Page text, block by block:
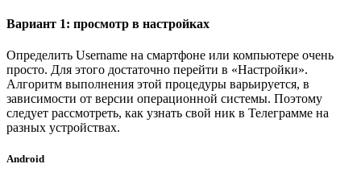
Вариант 1: просмотр в настройках
Определить Username на смартфоне или компьютере очень
просто. Для этого достаточно перейти в «Настройки».
Алгоритм выполнения этой процедуры варьируется, в
зависимости от версии операционной системы. Поэтому
следует рассмотреть, как узнать свой ник в Телеграмме на
разных устройствах.
Android